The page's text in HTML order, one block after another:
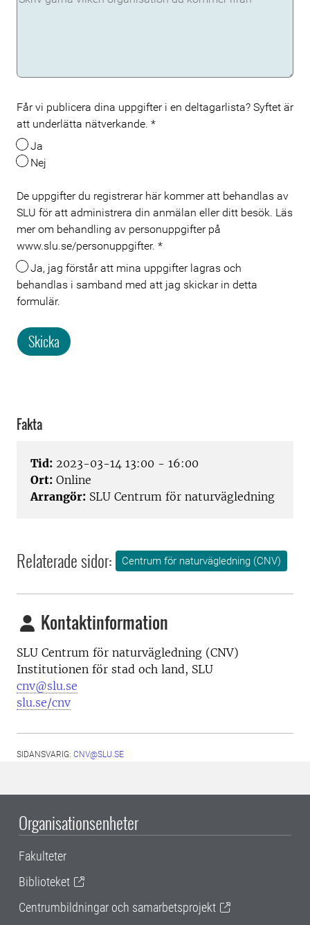
Får vi publicera dina uppgifter i en deltagarlista? Syftet är
att underlätta nätverkande. *
Ja
Nej
De uppgifter du registrerar här kommer att behandlas av
SLU för att administrera din anmälan eller ditt besök. Läs
mer om behandling av personuppgifter på
www.slu.se/personuppgifter. *
Ja, jag förstår att mina uppgifter lagras och
behandlas i samband med att jag skickar in detta
formulär.
Skicka
Fakta
Tid: 2023-03-14 13:00 - 16:00
Ort: Online
Arrangör: SLU Centrum för naturvägledning
Relaterade sidor: Centrum för naturvägledning (CNV)
Kontaktinformation
SLU Centrum för naturvägledning (CNV)
Institutionen för stad och land, SLU
cnv@slu.se
slu.se/cnv
SIDANSVARIG: CNV@SLU.SE
Organisationsenheter
Fakulteter
Biblioteket
Centrumbildningar och samarbetsprojekt